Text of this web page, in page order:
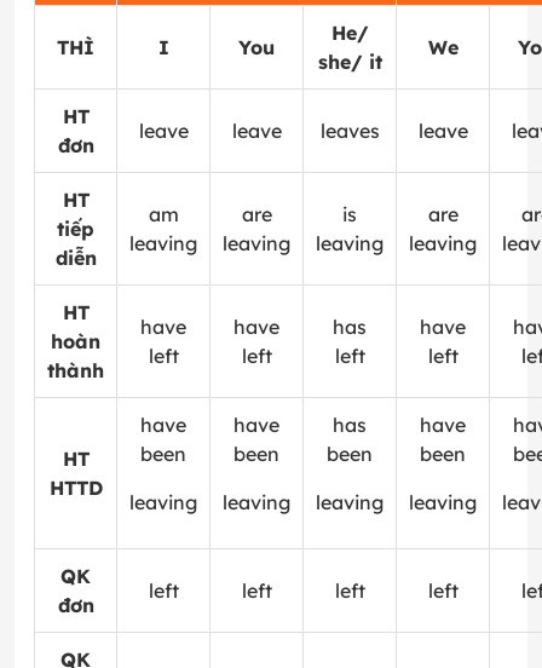
THÌ I You
He/
she/ it
We
HT
đơn
leave leave leaves leave
HT
tiếp
diễn
am
leaving
are
leaving
is
leaving
are
leaving
HT
hoàn
thành
have
left
have
left
has
left
have
left
HT
HTTD
have
been
leaving
have
been
leaving
has
been
leaving
have
been
leaving
QK
đơn
left left left left
QK